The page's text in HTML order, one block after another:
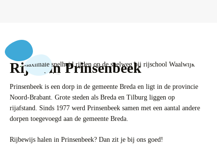
Rijles in Prinsenbeek
Prinsenbeek is een dorp in de gemeente Breda en ligt in de provincie
Noord-Brabant. Grote steden als Breda en Tilburg liggen op
rijafstand. Sinds 1977 werd Prinsenbeek samen met een aantal andere
dorpen toegevoegd aan de gemeente Breda.
Rijbewijs halen in Prinsenbeek? Dan zit je bij ons goed!